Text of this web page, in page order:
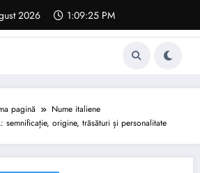
2026 1:09:26 PM
pagină
Nume italiene
semnificație, origine, trăsături și personalitate